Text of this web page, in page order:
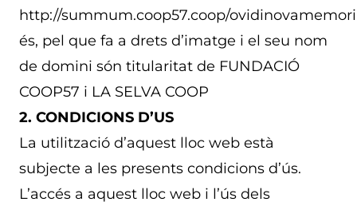
http://summum.coop57.coop/
és, pel que fa a drets d’imatge i el seu nom
de domini són titularitat de FUNDACIÓ
COOP57 i LA SELVA COOP
2. CONDICIONS D’US
La utilització d’aquest lloc web està
subjecte a les presents condicions d’ús.
L’accés a aquest lloc web i l’ús dels